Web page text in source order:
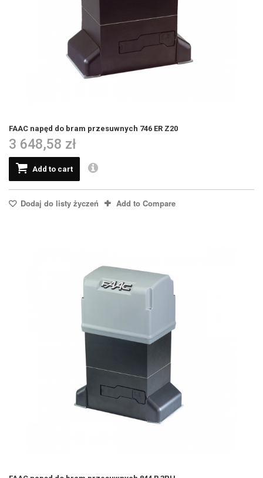
FAAC napęd do bram przesuwnych 746 ER Z20
3 648,58 zł
Add to cart
Dodaj do listy życzeń Add to Compare